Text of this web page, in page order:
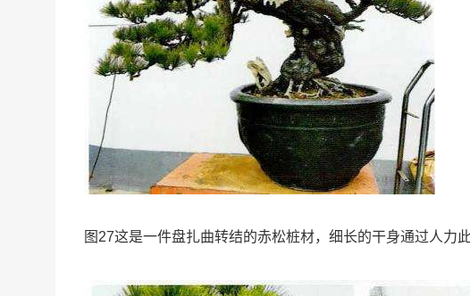
图27这是一件盘扎曲转结的赤松桩材，细长的干身通过人力